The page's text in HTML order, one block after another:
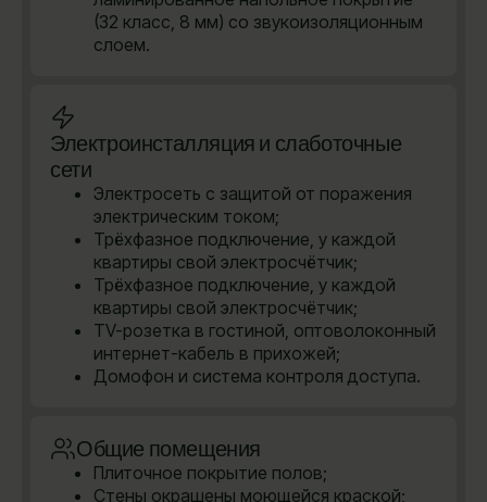
(32 класс, 8 мм) со звукоизоляционным
слоем.
Электроинсталляция и слаботочные
сети
Электросеть с защитой от поражения
электрическим током;
Трёхфазное подключение, у каждой
квартиры свой электросчётчик;
Трёхфазное подключение, у каждой
квартиры свой электросчётчик;
TV-розетка в гостиной, оптоволоконный
интернет-кабель в прихожей;
Домофон и система контроля доступа.
Общие помещения
Плиточное покрытие полов;
Стены окрашены моющейся краской;